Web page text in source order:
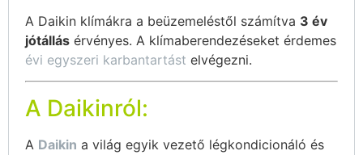
A Daikin klímákra a beüzemeléstől számítva 3 év
jótállás érvényes. A klímaberendezéseket érdemes
évi egyszeri karbantartást elvégezni.
A Daikinról:
A Daikin a világ egyik vezető légkondicionáló és